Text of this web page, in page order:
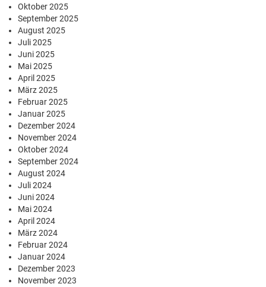
Oktober 2025
September 2025
August 2025
Juli 2025
Juni 2025
Mai 2025
April 2025
März 2025
Februar 2025
Januar 2025
Dezember 2024
November 2024
Oktober 2024
September 2024
August 2024
Juli 2024
Juni 2024
Mai 2024
April 2024
März 2024
Februar 2024
Januar 2024
Dezember 2023
November 2023